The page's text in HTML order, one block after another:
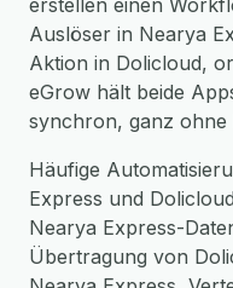
erstellen einen
Auslöser in Nearya
Aktion in Dolicloud,
eGrow hält beide
synchron, ganz ohne
Häufige
Express und
Nearya Express-
Übertragung von